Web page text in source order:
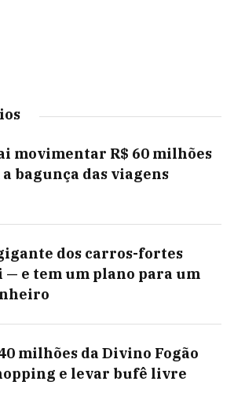
movimentar R$ 60 milhões
bagunça das viagens
dos carros-fortes
— e tem um plano para um
milhões da Divino Fogão
e levar bufê livre